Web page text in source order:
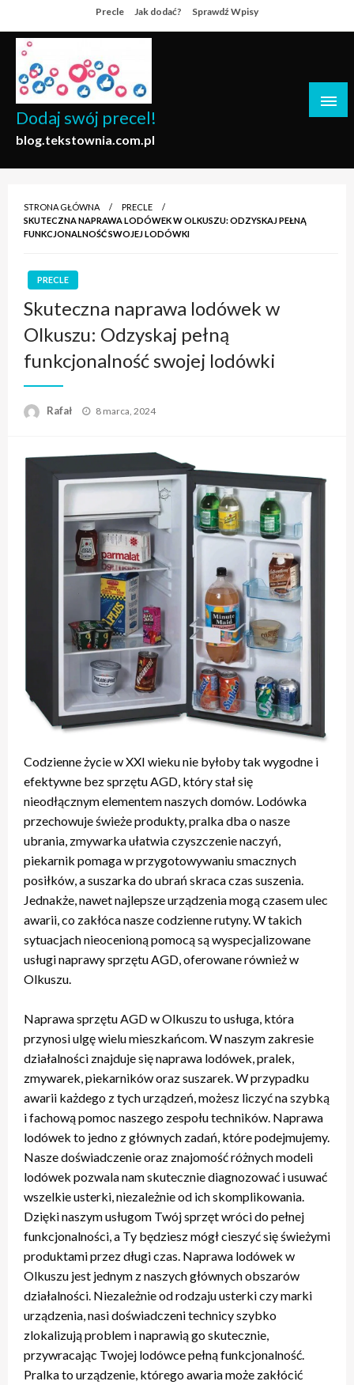
to
content
Precle Jak dodać? Sprawdź Wpisy
Dodaj swój precel!
blog.tekstownia.com.pl
STRONA GŁÓWNA
PRECLE
SKUTECZNA NAPRAWA LODÓWEK W OLKUSZU: ODZYSKAJ PEŁNĄ
FUNKCJONALNOŚĆ SWOJEJ LODÓWKI
PRECLE
Skuteczna naprawa lodówek w
Olkuszu: Odzyskaj pełną
funkcjonalność swojej lodówki
Rafał
Opublikowane
8 marca, 2024
Codzienne życie w XXI wieku nie byłoby tak wygodne i
efektywne bez sprzętu AGD, który stał się
nieodłącznym elementem naszych domów. Lodówka
przechowuje świeże produkty, pralka dba o nasze
ubrania, zmywarka ułatwia czyszczenie naczyń,
piekarnik pomaga w przygotowywaniu smacznych
posiłków, a suszarka do ubrań skraca czas suszenia.
Jednakże, nawet najlepsze urządzenia mogą czasem ulec
awarii, co zakłóca nasze codzienne rutyny. W takich
sytuacjach nieocenioną pomocą są wyspecjalizowane
usługi naprawy sprzętu AGD, oferowane również w
Olkuszu.
Naprawa sprzętu AGD w Olkuszu to usługa, która
przynosi ulgę wielu mieszkańcom. W naszym zakresie
działalności znajduje się naprawa lodówek, pralek,
zmywarek, piekarników oraz suszarek. W przypadku
awarii każdego z tych urządzeń, możesz liczyć na szybką
i fachową pomoc naszego zespołu techników. Naprawa
lodówek to jedno z głównych zadań, które podejmujemy.
Nasze doświadczenie oraz znajomość różnych modeli
lodówek pozwala nam skutecznie diagnozować i usuwać
wszelkie usterki, niezależnie od ich skomplikowania.
Dzięki naszym usługom Twój sprzęt wróci do pełnej
funkcjonalności, a Ty będziesz mógł cieszyć się świeżymi
produktami przez długi czas. Naprawa lodówek w
Olkuszu jest jednym z naszych głównych obszarów
działalności. Niezależnie od rodzaju usterki czy marki
urządzenia, nasi doświadczeni technicy szybko
zlokalizują problem i naprawią go skutecznie,
przywracając Twojej lodówce pełną funkcjonalność.
Pralka to urządzenie, którego awaria może zakłócić